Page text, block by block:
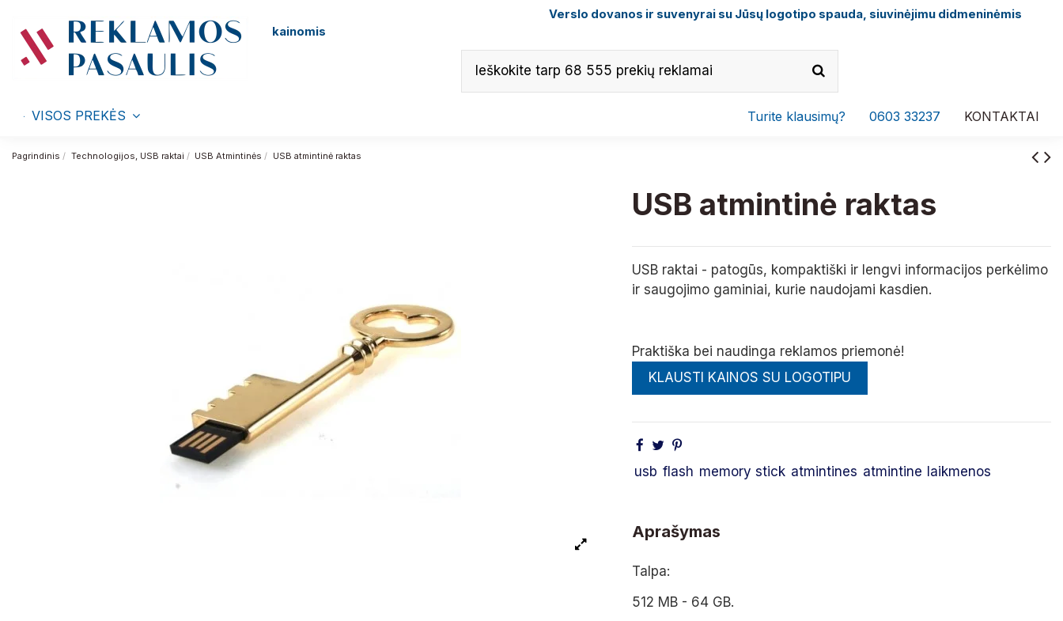
Verslo dovanos ir suvenyrai su Jūsų logotipo spauda, siuvinėjimu didmeninėmis
kainomis
VISOS PREKĖS KONTAKTAI
0603 33237
Turite klausimų?
Pagrindinis Technologijos, USB raktai USB Atmintinės USB atmintinė raktas
USB atmintinė raktas
USB raktai - patogūs, kompaktiški ir lengvi informacijos perkėlimo
ir saugojimo gaminiai, kurie naudojami kasdien.
Praktiška bei naudinga reklamos priemonė!
KLAUSTI KAINOS SU LOGOTIPU
usb flash memory stick atmintines atmintine laikmenos
Aprašymas
Talpa:
512 MB - 64 GB.